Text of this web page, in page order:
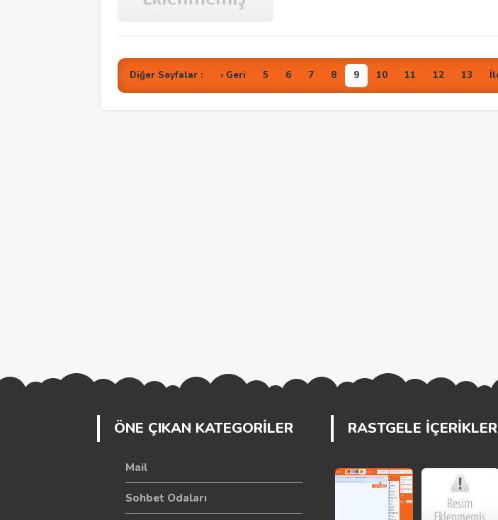
Diğer Sayfalar : ‹ Geri 5 6 7 8 9 10 11 12 13
ÖNE ÇIKAN KATEGORİLER
Mail
Sohbet Odaları
RASTGELE İÇERİKLER